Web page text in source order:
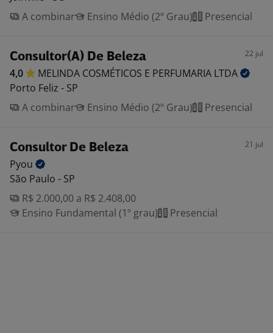
A combinar
Ensino Médio (2º Grau) Presencial
Consultor(A) De Beleza 22 jul
4,0 MELINDA COSMÉTICOS E PERFUMARIA LTDA
Porto Feliz - SP
A combinar
Ensino Médio (2º Grau) Presencial
Consultor De Beleza 21 jul
Pyou
São Paulo - SP
R$ 2.000,00 a R$ 2.408,00
Ensino Fundamental (1º grau)
Presencial